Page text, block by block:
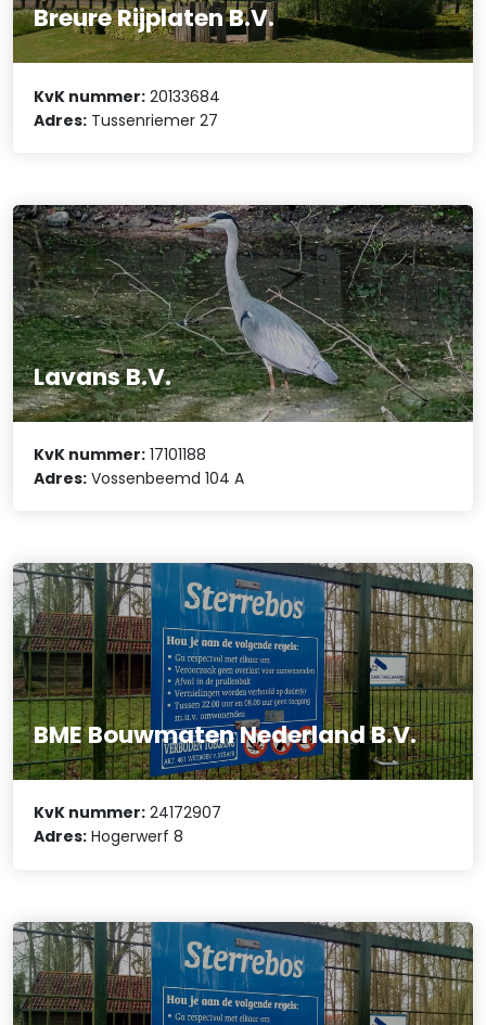
Breure Rijplaten B.V.
KvK nummer: 20133684
Adres: Tussenriemer 27
Lavans B.V.
KvK nummer: 17101188
Adres: Vossenbeemd 104 A
BME Bouwmaten Nederland B.V.
KvK nummer: 24172907
Adres: Hogerwerf 8